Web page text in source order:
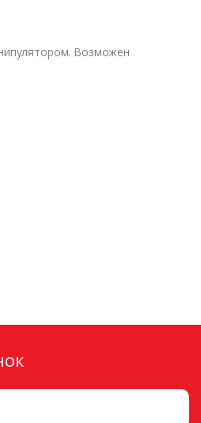
Возможен